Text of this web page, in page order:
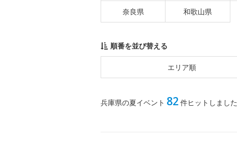
奈良県 和歌山県
順番を並び替える
エリア順
兵庫県の夏イベント 82 件ヒットしました